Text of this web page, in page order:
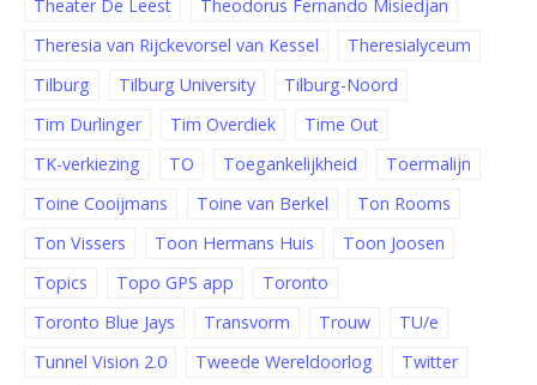
Theater De Leest
Theodorus Fernando Misiedjan
Theresia van Rijckevorsel van Kessel
Theresialyceum
Tilburg
Tilburg University
Tilburg-Noord
Tim Durlinger
Tim Overdiek
Time Out
TK-verkiezing
TO Toegankelijkheid
Toermalijn
Toine Cooijmans
Toine van Berkel
Ton Rooms
Ton Vissers
Toon Hermans Huis
Toon Joosen
Topics
Topo GPS app
Toronto
Toronto Blue Jays
Transvorm Trouw
TU/e
Tunnel Vision 2.0
Tweede Wereldoorlog
Twitter